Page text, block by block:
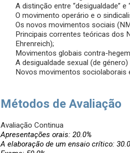
A distinção entre “desigualdade”
O movimento operário e o
Os novos movimentos sociais
Principais correntes teóricas dos
Ehrenreich);
Movimentos globais contra-
A desigualdade sexual (de
Novos movimentos sociolaborais
Métodos de Avaliação
Avaliação Continua
Apresentações orais: 20.0%
A elaboração de um ensaio crítico: